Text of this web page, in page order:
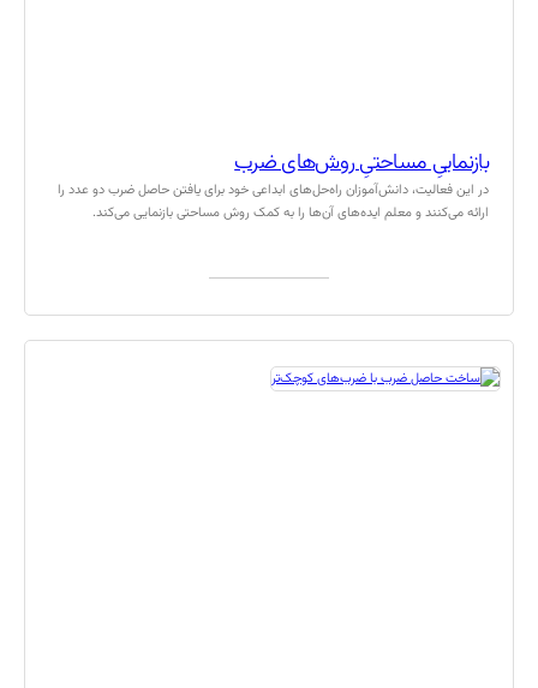
بازنماییِ مساحتیِ روش‌های ضرب
در این فعالیت، دانش‌آموزان راه‌حل‌های ابداعی خود برای یافتن حاصل ضرب دو عدد را
ارائه‌ می‌کنند و معلم ایده‌های آن‌ها را به کمک روش مساحتی بازنمایی می‌کند.